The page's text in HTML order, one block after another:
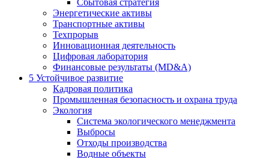
Сбытовая стратегия
Энергетические активы
Транспортные активы
Техпрорыв
Инновационная деятельность
Цифровая лаборатория
Финансовые результаты (MD&A)
5 Устойчивое развитие
Кадровая политика
Промышленная безопасность и охрана труда
Экология
Система экологического менеджмента
Выбросы
Отходы производства
Водные объекты